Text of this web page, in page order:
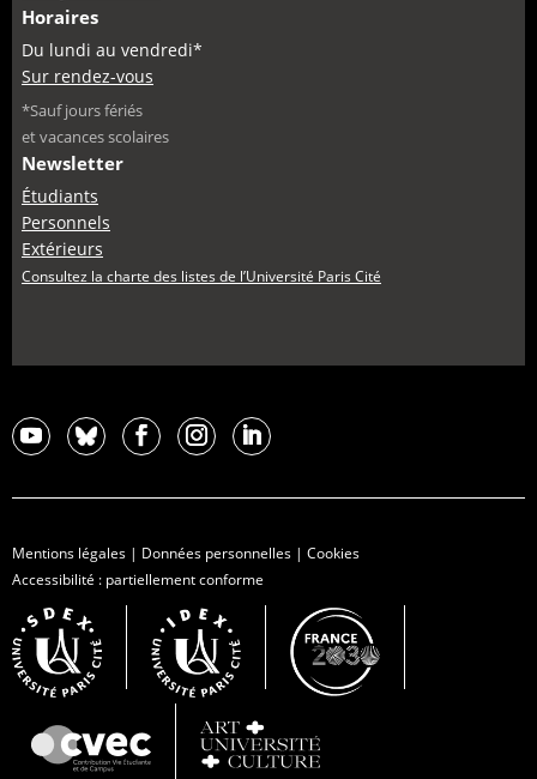
Horaires
Du lundi au vendredi*
Sur rendez-vous
*Sauf jours fériés
et vacances scolaires
Newsletter
Étudiants
Personnels
Extérieurs
Consultez la charte des listes de l’Université Paris Cité
Mentions légales | Données personnelles | Cookies
Accessibilité : partiellement conforme